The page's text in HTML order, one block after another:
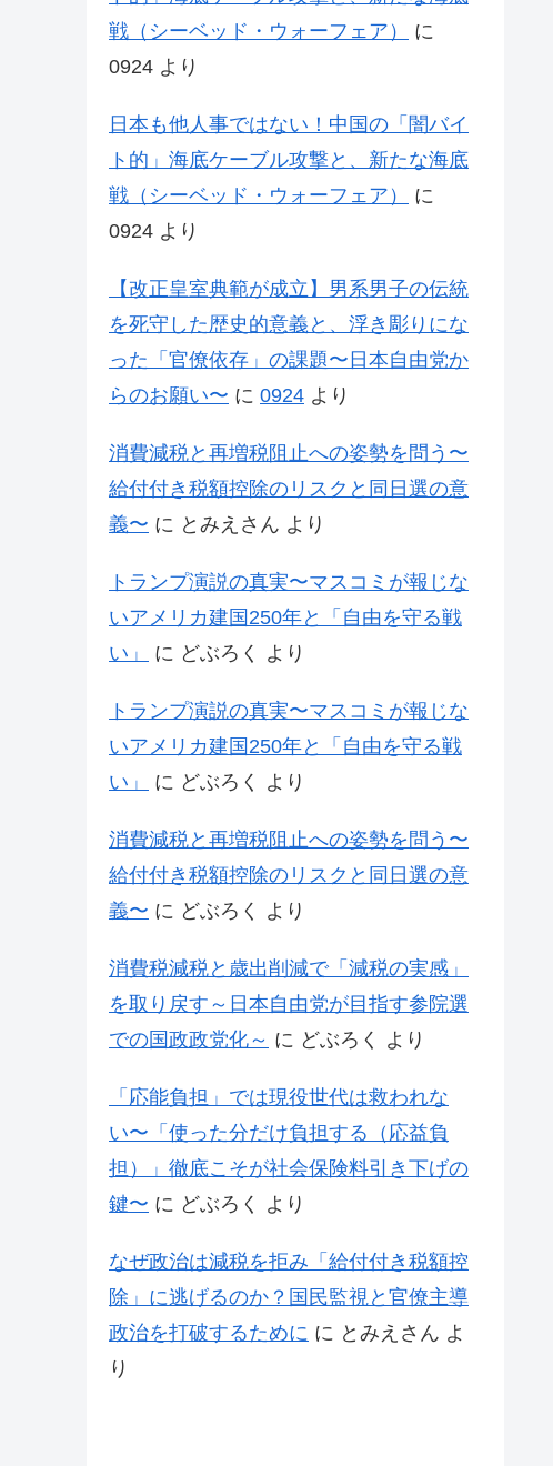
戦（シーベッド・ウォーフェア）
に
0924 より
日本も他人事ではない！中国の「闇バイ
ト的」海底ケーブル攻撃と、新たな海底
戦（シーベッド・ウォーフェア）
に
0924 より
【改正皇室典範が成立】男系男子の伝統
を死守した歴史的意義と、浮き彫りにな
った「官僚依存」の課題〜日本自由党か
らのお願い〜 に 0924 より
消費減税と再増税阻止への姿勢を問う〜
給付付き税額控除のリスクと同日選の意
義〜 に とみえさん より
トランプ演説の真実〜マスコミが報じな
いアメリカ建国250年と「自由を守る戦
い」
に どぶろく より
トランプ演説の真実〜マスコミが報じな
いアメリカ建国250年と「自由を守る戦
い」
に どぶろく より
消費減税と再増税阻止への姿勢を問う〜
給付付き税額控除のリスクと同日選の意
義〜 に どぶろく より
消費税減税と歳出削減で「減税の実感」
を取り戻す～日本自由党が目指す参院選
での国政政党化～ に どぶろく より
「応能負担」では現役世代は救われな
い〜「使った分だけ負担する（応益負
担）」徹底こそが社会保険料引き下げの
鍵〜 に どぶろく より
なぜ政治は減税を拒み「給付付き税額控
除」に逃げるのか？国民監視と官僚主導
政治を打破するために に とみえさん よ
り